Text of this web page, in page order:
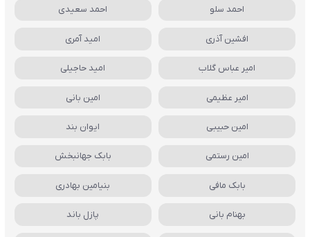
احمد سلو احمد سعیدی
افشین آذری امید آمری
امیر عباس گلاب امید حاجیلی
امیر عظیمی امین بانی
امین حبیبی ایوان بند
امین رستمی بابک جهانبخش
بابک مافی بنیامین بهادری
بهنام بانی پازل باند